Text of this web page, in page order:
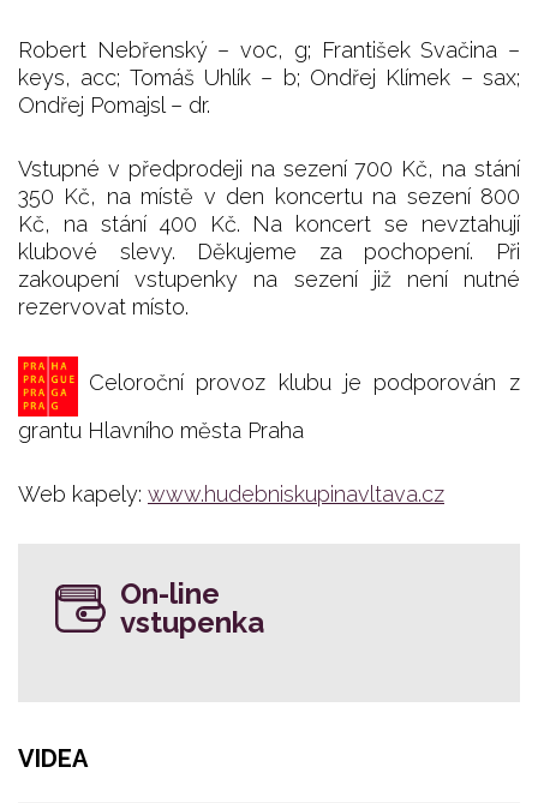
Robert Nebřenský – voc, g; František Svačina –
keys, acc; Tomáš Uhlík – b; Ondřej Klímek – sax;
Ondřej Pomajsl – dr.
Vstupné v předprodeji na sezení 700 Kč, na stání
350 Kč, na místě v den koncertu na sezení 800
Kč, na stání 400 Kč. Na koncert se nevztahují
klubové slevy. Děkujeme za pochopení. Při
zakoupení vstupenky na sezení již není nutné
rezervovat místo.
Celoroční provoz klubu je podporován z
grantu Hlavního města Praha
Web kapely: www.hudebniskupinavltava.cz
On-line
vstupenka
VIDEA